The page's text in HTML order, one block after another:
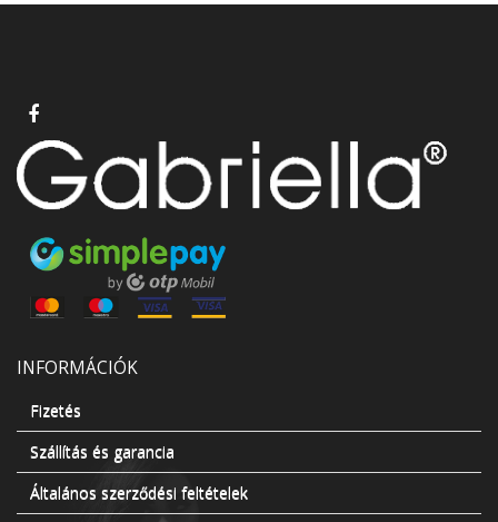
INFORMÁCIÓK
Fizetés
Szállítás és garancia
Általános szerződési feltételek